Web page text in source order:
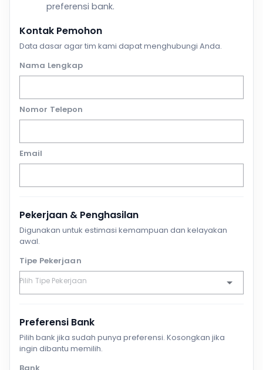
preferensi bank.
Kontak Pemohon
Data dasar agar tim kami dapat menghubungi Anda.
Nama Lengkap
Nomor Telepon
Email
Pekerjaan & Penghasilan
Digunakan untuk estimasi kemampuan dan kelayakan
awal.
Tipe Pekerjaan
Preferensi Bank
Pilih bank jika sudah punya preferensi. Kosongkan jika
ingin dibantu memilih.